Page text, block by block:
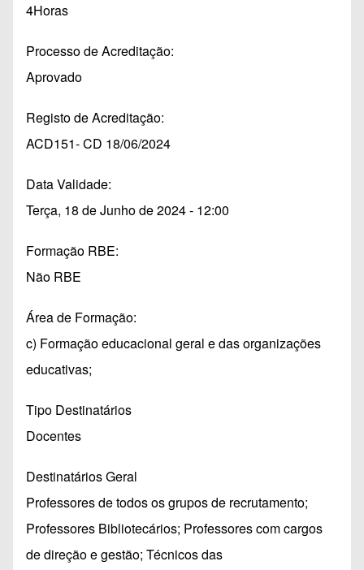
4Horas
Processo de Acreditação
Aprovado
Registo de Acreditação
ACD151- CD 18/06/2024
Data Validade
Terça, 18 de Junho de 2024 - 12:00
Formação RBE
Não RBE
Área de Formação
c) Formação educacional geral e das organizações
educativas;
Tipo Destinatários
Docentes
Destinatários Geral
Professores de todos os grupos de recrutamento;
Professores Bibliotecários; Professores com cargos
de direção e gestão; Técnicos das